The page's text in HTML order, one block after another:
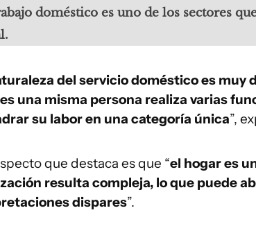
doméstico es uno de los sectores
del servicio doméstico es muy
una misma persona realiza varias
su labor en una categoría única”,
que destaca es que “el hogar es
resulta compleja, lo que puede
dispares”.